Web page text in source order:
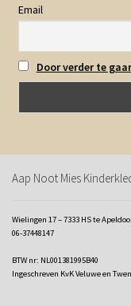
Email
Door verder te
Aap Noot Mies
Wielingen 17 – 7333 HS te
06-37448147
BTW nr: NL001381995B40
Ingeschreven KvK Veluwe en